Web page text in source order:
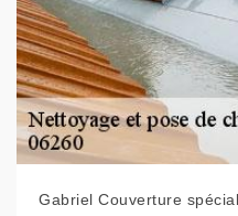
Gabriel Couverture